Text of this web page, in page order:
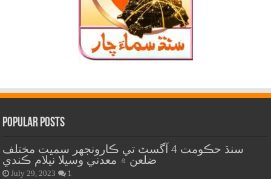
Popular Posts
سنڌ حڪومت 4 آگسٽ تي ڪارونجهر سميت مختلف
ضلعن ۾ معدني وسيلا نيلام ڪندي
July 29, 2023 1